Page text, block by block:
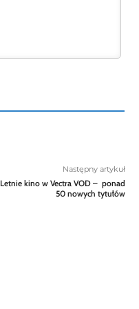
Następny artykuł
Letnie kino w Vectra VOD – ponad
50 nowych tytułów